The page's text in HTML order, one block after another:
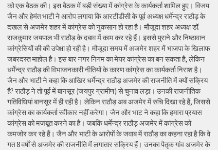
को एक बैठक की। इस बैठक में बड़ी संख्या में कांग्रेस के कार्यकर्ता शामिल हुए। विजय
जैन और हेमंत भाटी ने आरोप लगाया कि आरटीडीसी के पूर्व अध्यक्ष धर्मेन्द्र राठौड़ के
दखल से अजमेर शहर में कांग्रेस को नुकसान हो रहा है। मौजूदा शहर अध्यक्ष डॉ.
राजकुमार जयपाल भी राठौड़ के दबाव में काम कर रहे हैं। इससे पुराने और निष्ठावान
कांग्रेसियों की की उपेक्षा हो रही है। मौजूदा समय में अजमेर शहर में भाजपा के खिलाफ
जबरदस्त माहोल है। इस बार नगर निगम का मेयर कांग्रेस का बन सकता है, लेकिन
धर्मेन्द्र राठौड़ की विभाजनकारी नीतियों के कारण कांग्रेस का कार्यकर्ता निराश है।
जैन और भाटी ने कहा कि आखिर धर्मेन्द्र राठौड़ अजमेर की राजनीति में क्यों सक्रिय
हैै? राठौड़ ने तो पूर्व में बानसूर (जयपुर ग्रामीण) से चुनाव लड़ा। उनकी राजनीतिक
गतिविधियां बानसूर में ही रही है। लेकिन राठौड़ अब अजमेर में रुचि दिखा रहे हैं, जिससे
कांग्रेस का कार्यकर्ता स्वीकार नहीं करेगा। जैन और भाट ने कहा कि हमारा प्रयास
कांग्रेस को मजबूत करने का है। जबकि धर्मेन्द्र राठौड़ अजमेर में कांग्रेस को
कमजोर कर रहे हैं। जैन और भाटी के आरोपों के जवाब में राठौड़ का कहना रहा है कि वे
गत 8 वर्षों से अजमेर की राजनीति में लगातार सक्रिय हैं। उनका पैतृक गांव अजमेर के